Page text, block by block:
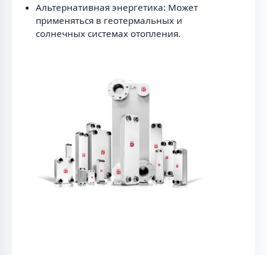
Альтернативная энергетика: Может
применяться в геотермальных и
солнечных системах отопления.